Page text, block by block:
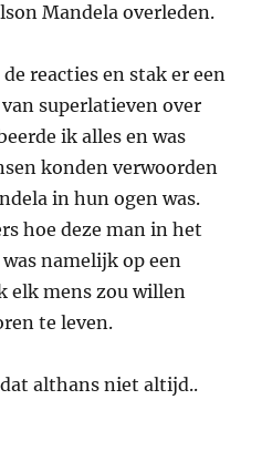
Mandela overleden.
reacties en stak er een
superlatieven over
ik alles en was
konden verwoorden
in hun ogen was.
hoe deze man in het
namelijk op een
elk mens zou willen
te leven.
althans niet altijd..